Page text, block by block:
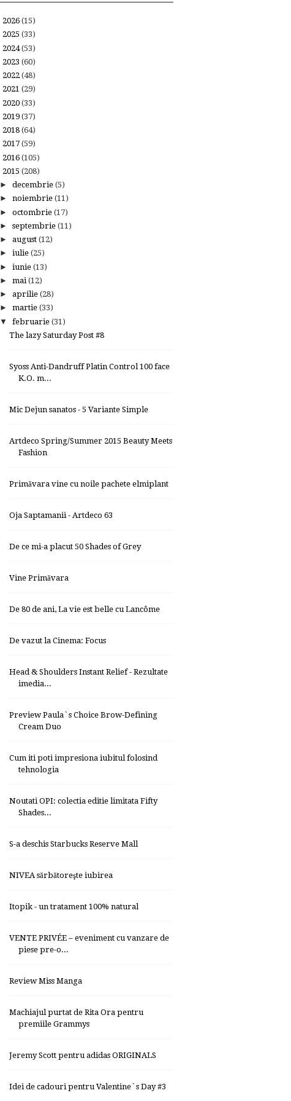
2026 (15)
2025 (33)
2024(53)
2023 (60)
2022 (48)
2021 (29)
2020 (33)
2019 (37)
2018 (64)
2017 (59)
2016 (105)
2015 (208)
► decembrie (5)
► noiembrie (11)
► octombrie (17)
► septembrie (11)
► august (12)
► iulie (25)
► iunie (13)
► mai (12)
► aprilie (28)
► martie (33)
▼ februarie (31)
The lazy Saturday Post #8
Syoss Anti-Dandruff Platin Control 100 face
K.O. m...
Mic Dejun sanatos - 5 Variante Simple
Artdeco Spring/Summer 2015 Beauty Meets
Fashion
Primăvara vine cu noile pachete elmiplant
Oja Saptamanii - Artdeco 63
De ce mi-a placut 50 Shades of Grey
Vine Primăvara
De 80 de ani, La vie est belle cu Lancôme
De vazut la Cinema: Focus
Head & Shoulders Instant Relief - Rezultate
imedia...
Preview Paula`s Choice Brow-Defining
Cream Duo
Cum iti poti impresiona iubitul folosind
tehnologia
Noutati OPI: colectia editie limitata Fifty
Shades...
S-a deschis Starbucks Reserve Mall
NIVEA sărbătoreşte iubirea
Itopik - un tratament 100% natural
VENTE PRIVÉE – eveniment cu vanzare de
piese pre-o...
Review Miss Manga
Machiajul purtat de Rita Ora pentru
premiile Grammys
Jeremy Scott pentru adidas ORIGINALS
Idei de cadouri pentru Valentine`s Day #3